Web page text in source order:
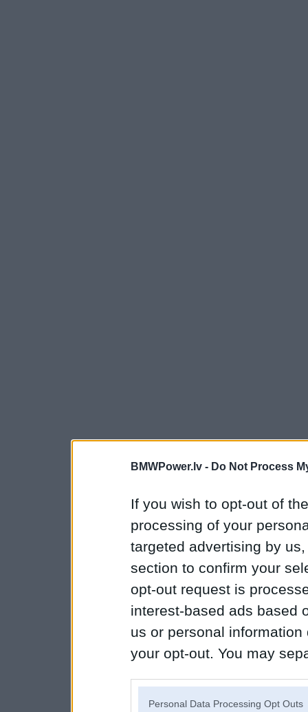
BMWPower.lv - Do Not Process
If you wish to opt-out of
processing of your
targeted advertising by
section to confirm your
opt-out request is
interest-based ads based
us or personal
your opt-out. You may
Personal Data Processing Opt Outs